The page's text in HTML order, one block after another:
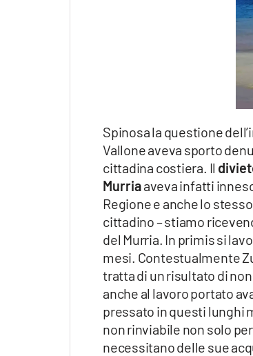
Spinosa la questione
Vallone aveva sporto
cittadina costiera. Il
Murriaaveva infatti
Regione e anche lo
cittadino – stiamo
del Murria. In primis si
mesi. Contestualmente
tratta di un risultato di
anche al lavoro portato
pressato in questi lunghi
non rinviabile non solo
necessitano delle sue